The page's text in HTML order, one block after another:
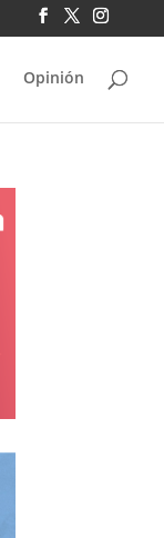
Opinión